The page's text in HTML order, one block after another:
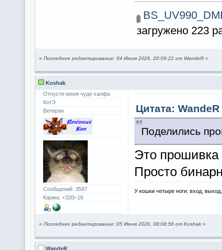
загружено 223
« Последнее редактирование: 04 Июня 2026, 20:09:22 от WandeR »
Koshak
Отпусти меня чудо халфа
КотЭ
Ветеран
Сообщений: 3597
Карма: +320/-16
Цитата:
Поделились
Это
Просто
У кошки четыре ноги: вход,
« Последнее редактирование: 05 Июня 2026, 08:08:56 от Koshak »
WandeR